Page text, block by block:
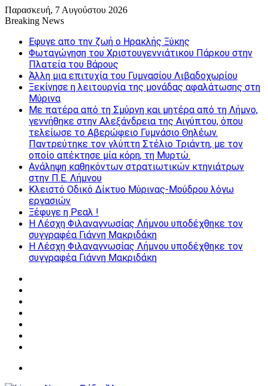
Παρασκευή, 7 Αυγούστου 2026
Breaking News
Εφυγε απο την ζωή o Ηρακλής Ξύκης
Φωταγώγηση του Χριστουγεννιάτικου Πάρκου στην
Πλατεία του Βάρους
Άλλη μια επιτυχία του Γυμνασίου Λιβαδοχωρίου
Ξεκίνησε η λειτουργία της μονάδας αφαλάτωσης στη
Μύρινα
Με πατέρα από τη Σμύρνη και μητέρα από τη Λήμνο,
γεννήθηκε στην Αλεξάνδρεια της Αιγύπτου, όπου
τελείωσε το Αβερώφειο Γυμνάσιο Θηλέων.
Παντρεύτηκε τον γλύπτη Στέλιο Τριάντη, με τον
οποίο απέκτησε μία κόρη, τη Μυρτώ.
Ανάληψη καθηκόντων στρατιωτικών κτηνιάτρων
στην Π.Ε. Λήμνου
Κλειστό Οδικό Δίκτυο Μύρινας-Μούδρου λόγω
εργασιών
Ξέφυγε η Ρεαλ !
Η Λέσχη Φιλαναγνωσίας Λήμνου υποδέχθηκε τον
συγγραφέα Γιάννη Μακριδάκη
Η Λέσχη Φιλαναγνωσίας Λήμνου υποδέχθηκε τον
συγγραφέα Γιάννη Μακριδάκη